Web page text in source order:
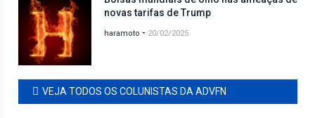
novas tarifas de Trump
haramoto - 20/02/2025
VEJA TODOS OS COLUNISTAS DA ADVFN